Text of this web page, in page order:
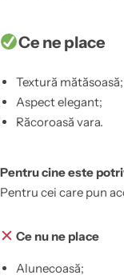
Ce ne place
Textură mătăsoasă;
Aspect elegant;
Răcoroasă vara.
Pentru cine este
Pentru cei care pun
Ce nu ne place
Alunecoasă;